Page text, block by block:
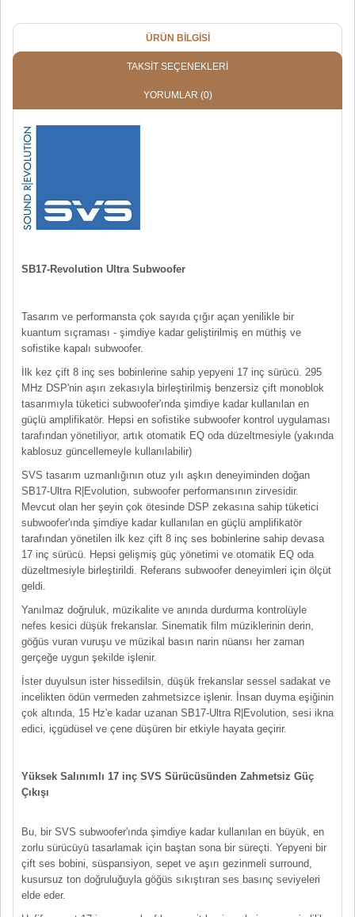
ÜRÜN BILGISI
TAKSIT SEÇENEKLERI
YORUMLAR (0)
SB17-Revolution Ultra Subwoofer
Tasarım ve performansta çok sayıda çığır açan yenilikle bir
kuantum sıçraması - şimdiye kadar geliştirilmiş en müthiş ve
sofistike kapalı subwoofer.
İlk kez çift 8 inç ses bobinlerine sahip yepyeni 17 inç sürücü. 295
MHz DSP'nin aşırı zekasıyla birleştirilmiş benzersiz çift monoblok
tasarımıyla tüketici subwoofer'ında şimdiye kadar kullanılan en
güçlü amplifikatör. Hepsi en sofistike subwoofer kontrol uygulaması
tarafından yönetiliyor, artık otomatik EQ oda düzeltmesiyle (yakında
kablosuz güncellemeyle kullanılabilir)
SVS tasarım uzmanlığının otuz yılı aşkın deneyiminden doğan
SB17-Ultra R|Evolution, subwoofer performansının zirvesidir.
Mevcut olan her şeyin çok ötesinde DSP zekasına sahip tüketici
subwoofer'ında şimdiye kadar kullanılan en güçlü amplifikatör
tarafından yönetilen ilk kez çift 8 inç ses bobinlerine sahip devasa
17 inç sürücü. Hepsi gelişmiş güç yönetimi ve otomatik EQ oda
düzeltmesiyle birleştirildi. Referans subwoofer deneyimleri için ölçüt
geldi.
Yanılmaz doğruluk, müzikalite ve anında durdurma kontrolüyle
nefes kesici düşük frekanslar. Sinematik film müziklerinin derin,
göğüs vuran vuruşu ve müzikal basın narin nüansı her zaman
gerçeğe uygun şekilde işlenir.
İster duyulsun ister hissedilsin, düşük frekanslar sessel sadakat ve
incelikten ödün vermeden zahmetsizce işlenir. İnsan duyma eşiğinin
çok altında, 15 Hz'e kadar uzanan SB17-Ultra R|Evolution, sesi ikna
edici, içgüdüsel ve çene düşüren bir etkiyle hayata geçirir.
Yüksek Salınımlı 17 inç SVS Sürücüsünden Zahmetsiz Güç
Çıkışı
Bu, bir SVS subwoofer'ında şimdiye kadar kullanılan en büyük, en
zorlu sürücüyü tasarlamak için baştan sona bir süreçti. Yepyeni bir
çift ses bobini, süspansiyon, sepet ve aşırı gezinmeli surround,
kusursuz ton doğruluğuyla göğüs sıkıştıran ses basınç seviyeleri
elde eder.